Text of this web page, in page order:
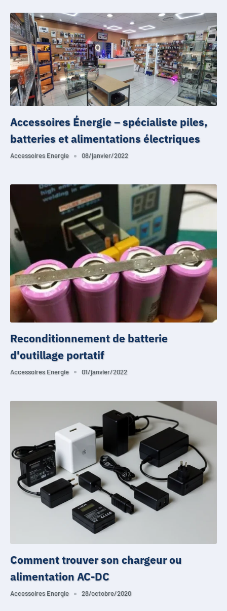
Accessoires Énergie – spécialiste piles,
batteries et alimentations électriques
Accessoires Energie 08/janvier/2022
Reconditionnement de batterie
d'outillage portatif
Accessoires Energie 01/janvier/2022
Comment trouver son chargeur ou
alimentation AC-DC
Accessoires Energie 28/octobre/2020